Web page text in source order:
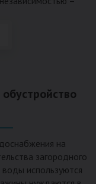
соединенных
ассенизаторской
на
загородного
используются